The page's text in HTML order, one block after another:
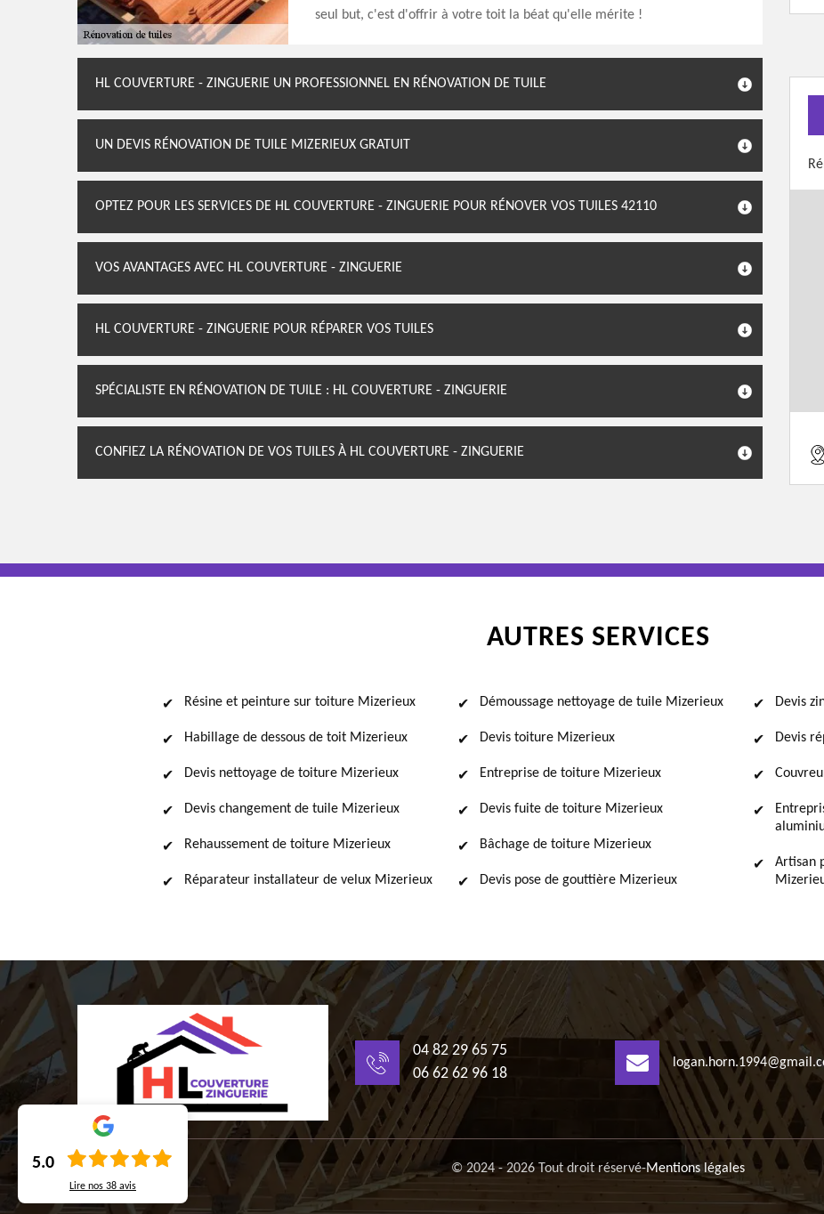
seul but, c'est d'offrir à votre toit la béat qu'elle mérite !
HL COUVERTURE - ZINGUERIE UN PROFESSIONNEL EN RÉNOVATION DE TUILE
UN DEVIS RÉNOVATION DE TUILE MIZERIEUX GRATUIT
OPTEZ POUR LES SERVICES DE HL COUVERTURE - ZINGUERIE POUR RÉNOVER VOS TUILES 42110
VOS AVANTAGES AVEC HL COUVERTURE - ZINGUERIE
HL COUVERTURE - ZINGUERIE POUR RÉPARER VOS TUILES
SPÉCIALISTE EN RÉNOVATION DE TUILE : HL COUVERTURE - ZINGUERIE
CONFIEZ LA RÉNOVATION DE VOS TUILES À HL COUVERTURE - ZINGUERIE
AUTRES SERVICES
Résine et peinture sur toiture Mizerieux
Habillage de dessous de toit Mizerieux
Devis nettoyage de toiture Mizerieux
Devis changement de tuile Mizerieux
Rehaussement de toiture Mizerieux
Réparateur installateur de velux Mizerieux
Démoussage nettoyage de tuile Mizerieux
Devis toiture Mizerieux
Entreprise de toiture Mizerieux
Devis fuite de toiture Mizerieux
Bâchage de toiture Mizerieux
Devis pose de gouttière Mizerieux
Devis
Devis
Artisan
04 82 29 65 75
06 62 62 96 18
© 2024 - 2026 Tout droit réservé-Mentions légales
5.0
Lire nos 38 avis